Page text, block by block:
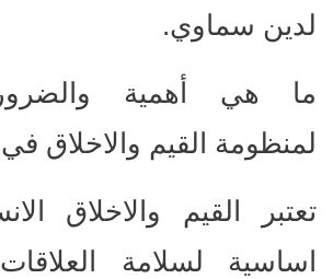
لدين سماوي.
ما هي أهمية
لمنظومة القيم والاخلاق
تعتبر القيم والاخلاق
اساسية لسلامة العلاقات